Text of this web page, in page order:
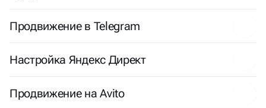
Продвижение в Telegram
Настройка Яндекс Директ
Продвижение на Avito